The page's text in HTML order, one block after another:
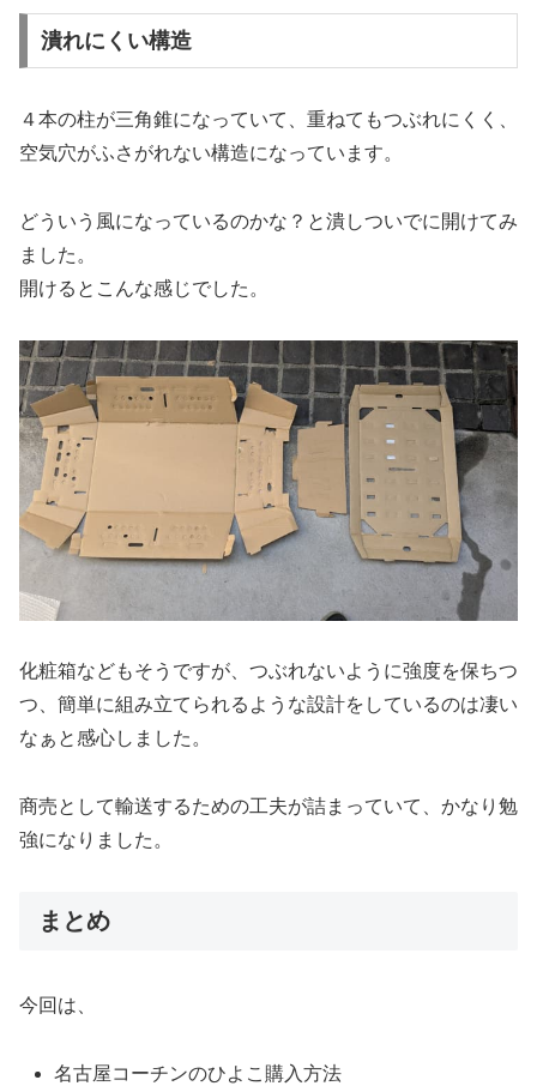
潰れにくい構造
４本の柱が三角錐になっていて、重ねてもつぶれにくく、
空気穴がふさがれない構造になっています。
どういう風になっているのかな？と潰しついでに開けてみ
ました。
開けるとこんな感じでした。
化粧箱などもそうですが、つぶれないように強度を保ちつ
つ、簡単に組み立てられるような設計をしているのは凄い
なぁと感心しました。
商売として輸送するための工夫が詰まっていて、かなり勉
強になりました。
まとめ
今回は、
名古屋コーチンのひよこ購入方法